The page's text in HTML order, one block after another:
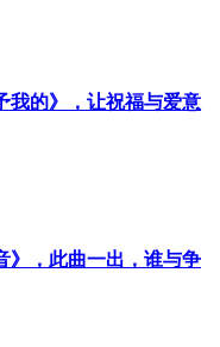
我的》，让祝福与爱意
》，此曲一出，谁与争